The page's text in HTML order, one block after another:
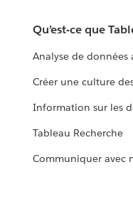
Qu’est-ce que
Analyse de données
Créer une culture
Information sur les
Tableau Recherche
Communiquer avec